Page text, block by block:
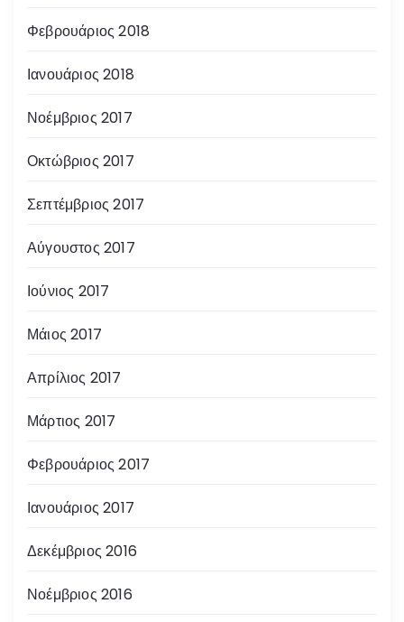
Φεβρουάριος 2018
Ιανουάριος 2018
Νοέμβριος 2017
Οκτώβριος 2017
Σεπτέμβριος 2017
Αύγουστος 2017
Ιούνιος 2017
Μάιος 2017
Απρίλιος 2017
Μάρτιος 2017
Φεβρουάριος 2017
Ιανουάριος 2017
Δεκέμβριος 2016
Νοέμβριος 2016